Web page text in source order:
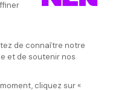
touchée au